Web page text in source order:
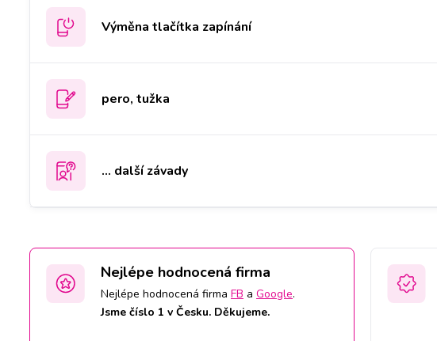
Výměna tlačítka zapínání
pero, tužka
... další závady
Nejlépe hodnocená firma
Nejlépe hodnocená firma FB a Google.
Jsme číslo 1 v Česku. Děkujeme.